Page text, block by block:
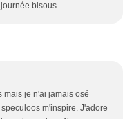
bisous
mais je n'ai jamais osé
m'inspire. J'adore